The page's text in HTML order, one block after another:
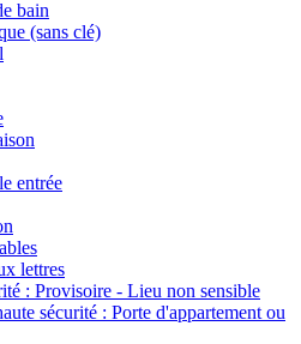
bain
(sans clé)
entrée
lettres
: Provisoire - Lieu non sensible
sécurité : Porte d'appartement ou